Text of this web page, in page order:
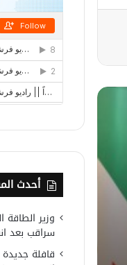
أحدث
وزير
سراقب بعد